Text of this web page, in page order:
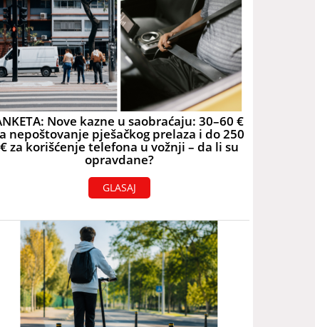
Nove kazne u saobraćaju: 30–60 €
nepoštovanje pješačkog prelaza i do 250
€ za korišćenje telefona u vožnji – da li su
opravdane?
GLASAJ